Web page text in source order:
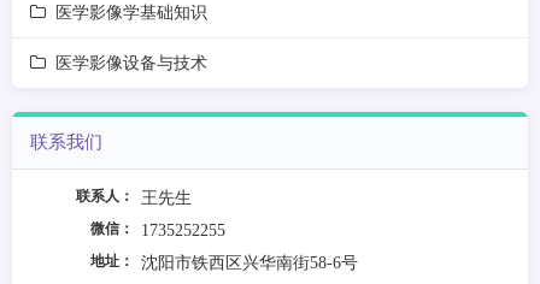
医学影像学基础知识
医学影像设备与技术
联系我们
联系人： 王先生
微信： 1735252255
地址： 沈阳市铁西区兴华南街58-6号